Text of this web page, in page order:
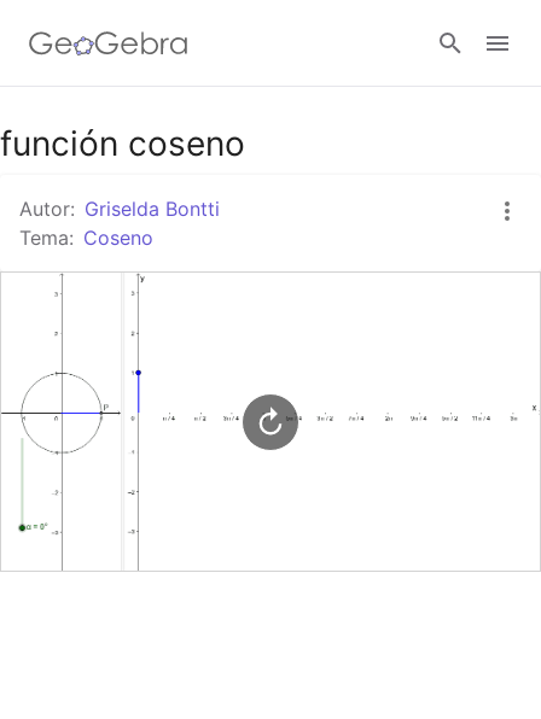
Google Classroom
GeoGebra Classroom
función coseno
Autor: Griselda Bontti
Tema: Coseno